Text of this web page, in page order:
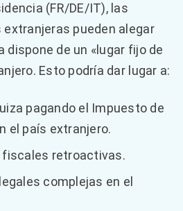
(FR/DE/IT), las
pueden alegar
dispone de un «lugar fijo de
Esto podría dar lugar a:
pagando el Impuesto de
el país extranjero.
fiscales retroactivas.
complejas en el